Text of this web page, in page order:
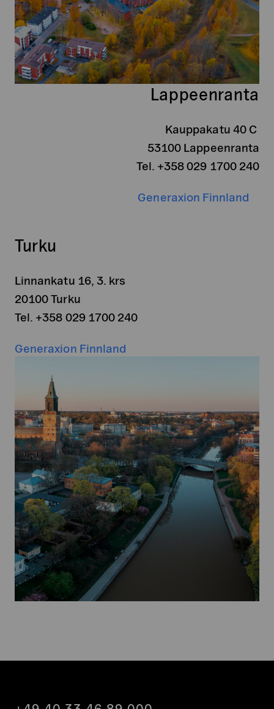
Lappeenranta
Kauppakatu 40 C
53100 Lappeenranta
Tel. +358 029 1700 240
Generaxion Finnland
Turku
Linnankatu 16, 3. krs
20100 Turku
Tel. +358 029 1700 240
Generaxion Finnland